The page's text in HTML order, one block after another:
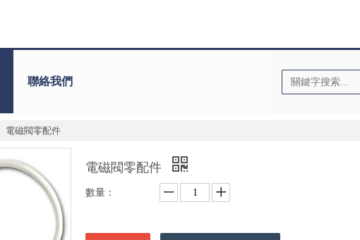
聯絡我們
電磁閥零配件
電磁閥零配件
數量：